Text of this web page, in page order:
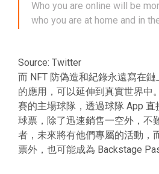
Who you are online will be
who you are at home and in
Source: Twitter
而 NFT 防偽造和紀錄永遠寫在
的應用，可以延伸到真實世界中
賽的主場球隊，透過球隊 App 直
球票，除了迅速銷售一空外，不
者，未來將有他們專屬的活動，
票外，也可能成為 Backstage